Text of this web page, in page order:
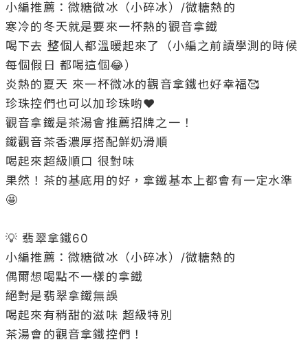
小編推薦：微糖微冰（小碎冰）/微糖熱的
寒冷的冬天就是要來一杯熱的觀音拿鐵
喝下去 整個人都溫暖起來了（小編之前讀學測的時候
每個假日 都喝這個😂）
炎熱的夏天 來一杯微冰的觀音拿鐵也好幸福🥰
珍珠控們也可以加珍珠喲❤️
觀音拿鐵是茶湯會推薦招牌之一！
鐵觀音茶香濃厚搭配鮮奶滑順
喝起來超級順口 很對味
果然！茶的基底用的好，拿鐵基本上都會有一定水準
🤩
💡 翡翠拿鐵60
小編推薦：微糖微冰（小碎冰）/微糖熱的
偶爾想喝點不一樣的拿鐵
絕對是翡翠拿鐵無誤
喝起來有稍甜的滋味 超級特別
茶湯會的觀音拿鐵控們！